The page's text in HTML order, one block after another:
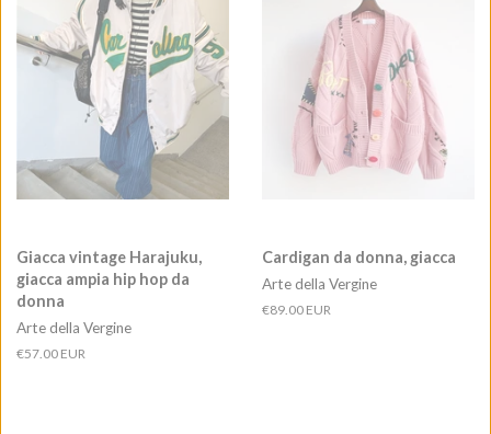
Giacca vintage Harajuku,
giacca ampia hip hop da
donna
Arte della Vergine
Prezzo
€57.00 EUR
Cardigan da donna, giacca
Arte della Vergine
Prezzo
€89.00 EUR